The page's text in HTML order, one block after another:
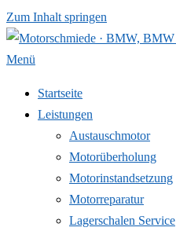
Zum Inhalt springen
Menü
Startseite
Leistungen
Austauschmotor
Motorüberholung
Motorinstandsetzung
Motorreparatur
Lagerschalen Service